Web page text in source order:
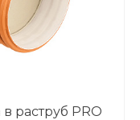
раструб PRO